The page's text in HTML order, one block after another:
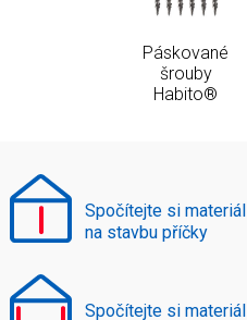
Páskované
šrouby
Habito®
Spočítejte si materiál
na stavbu příčky
Spočítejte si materiál